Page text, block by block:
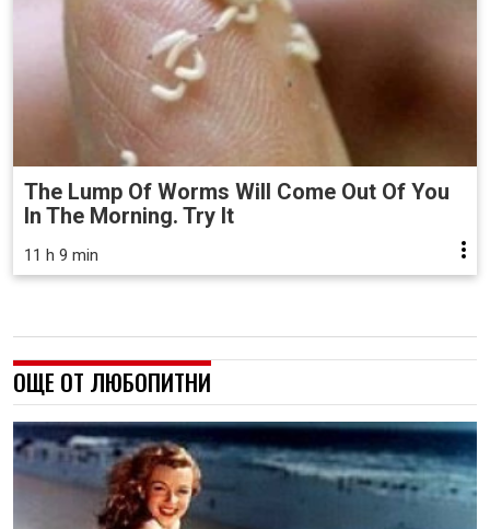
The Lump Of Worms Will Come Out Of You
In The Morning. Try It
11 h 9 min
ОЩЕ ОТ ЛЮБОПИТНИ